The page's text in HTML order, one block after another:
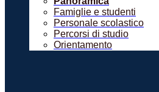
Famiglie e studenti
Personale scolastico
Percorsi di studio
Orientamento